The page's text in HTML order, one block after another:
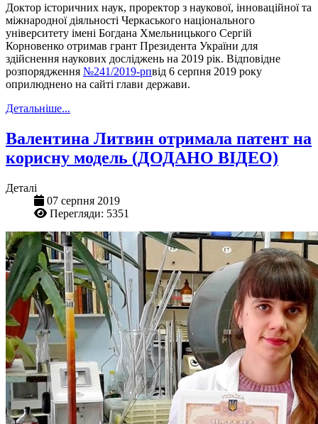
Доктор історичних наук, проректор з наукової, інноваційної та
міжнародної діяльності Черкаського національного
університету імені Богдана Хмельницького Сергій
Корновенко отримав грант Президента України для
здійснення наукових досліджень на 2019 рік. Відповідне
розпорядження №241/2019-рпвід 6 серпня 2019 року
оприлюднено на сайті глави держави.
Детальніше...
Валентина Литвин отримала патент на
корисну модель (ДОДАНО ВІДЕО)
Деталі
07 серпня 2019
Перегляди: 5351